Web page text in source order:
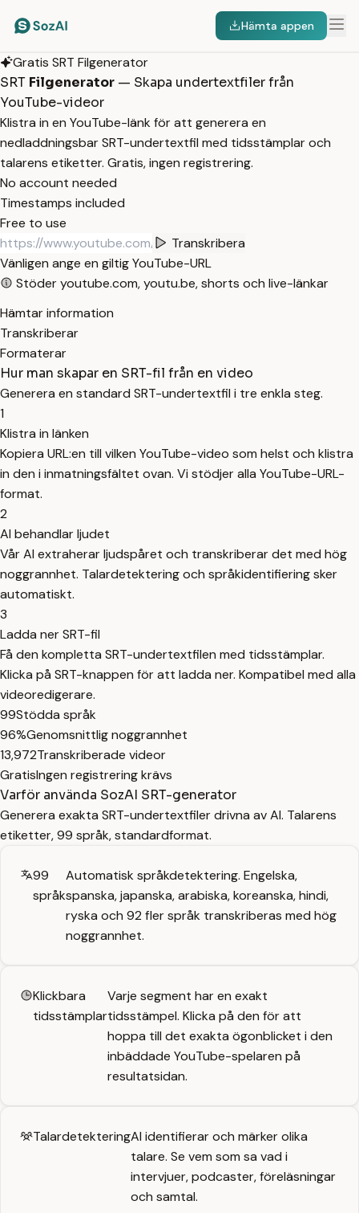
Hämta appen
Gratis SRT Filgenerator
SRT Filgenerator — Skapa undertextfiler från
YouTube-videor
Klistra in en YouTube-länk för att generera en
nedladdningsbar SRT-undertextfil med tidsstämplar och
talarens etiketter. Gratis, ingen registrering.
No account needed
Timestamps included
Free to use
Transkribera
Vänligen ange en giltig YouTube-URL
Stöder youtube.com, youtu.be, shorts och live-länkar
Hämtar information
Transkriberar
Formaterar
Hur man skapar en SRT-fil från en video
Generera en standard SRT-undertextfil i tre enkla steg.
1
Klistra in länken
Kopiera URL:en till vilken YouTube-video som helst och klistra
in den i inmatningsfältet ovan. Vi stödjer alla YouTube-URL-
format.
2
AI behandlar ljudet
Vår AI extraherar ljudspåret och transkriberar det med hög
noggrannhet. Talardetektering och språkidentifiering sker
automatiskt.
3
Ladda ner SRT-fil
Få den kompletta SRT-undertextfilen med tidsstämplar.
Klicka på SRT-knappen för att ladda ner. Kompatibel med alla
videoredigerare.
99Stödda språk
96%Genomsnittlig noggrannhet
13,972Transkriberade videor
GratisIngen registrering krävs
Varför använda SozAI SRT-generator
Generera exakta SRT-undertextfiler drivna av AI. Talarens
etiketter, 99 språk, standardformat.
99
språk
Automatisk språkdetektering. Engelska,
spanska, japanska, arabiska, koreanska, hindi,
ryska och 92 fler språk transkriberas med hög
noggrannhet.
Klickbara
tidsstämplar
Varje segment har en exakt
tidsstämpel. Klicka på den för att
hoppa till det exakta ögonblicket i den
inbäddade YouTube-spelaren på
resultatsidan.
TalardetekteringAI identifierar och märker olika
talare. Se vem som sa vad i
intervjuer, podcaster, föreläsningar
och samtal.